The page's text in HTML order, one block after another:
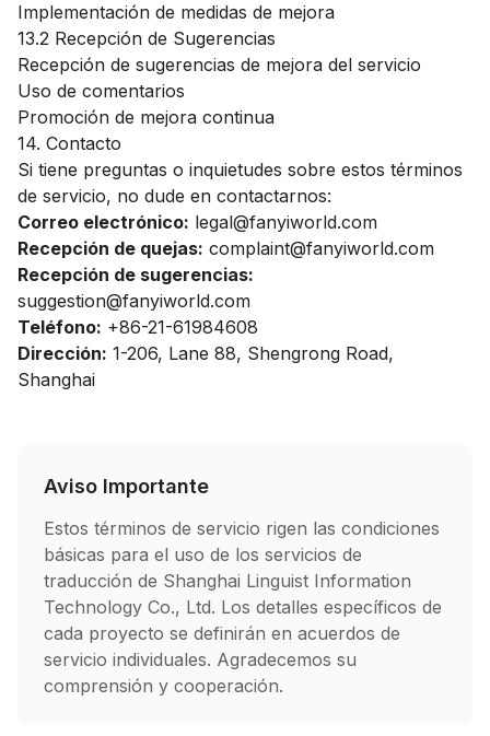
Implementación de medidas de mejora
13.2 Recepción de Sugerencias
Recepción de sugerencias de mejora del servicio
Uso de comentarios
Promoción de mejora continua
14. Contacto
Si tiene preguntas o inquietudes sobre estos términos
de servicio, no dude en contactarnos:
Correo electrónico: legal@fanyiworld.com
Recepción de quejas: complaint@fanyiworld.com
Recepción de sugerencias:
suggestion@fanyiworld.com
Teléfono: +86-21-61984608
Dirección: 1-206, Lane 88, Shengrong Road,
Shanghai
Aviso Importante
Estos términos de servicio rigen las condiciones
básicas para el uso de los servicios de
traducción de Shanghai Linguist Information
Technology Co., Ltd. Los detalles específicos de
cada proyecto se definirán en acuerdos de
servicio individuales. Agradecemos su
comprensión y cooperación.